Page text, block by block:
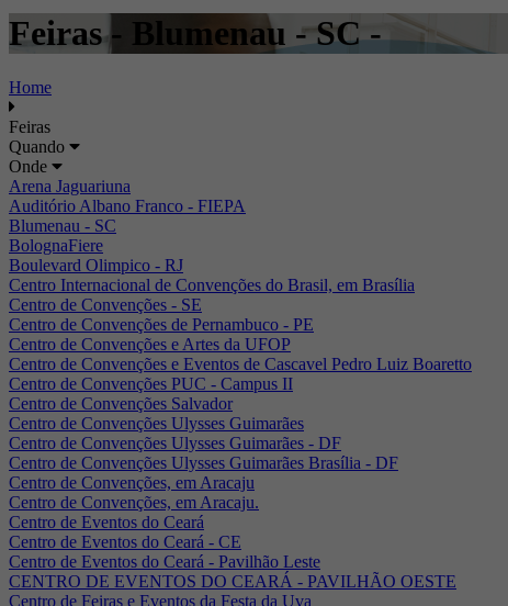
Feiras - Blumenau - SC -
Home
Feiras
Quando
Onde
Arena Jaguariuna
Auditório Albano Franco - FIEPA
Blumenau - SC
BolognaFiere
Boulevard Olimpico - RJ
Centro Internacional de Convenções do Brasil, em Brasília
Centro de Convenções - SE
Centro de Convenções de Pernambuco - PE
Centro de Convenções e Artes da UFOP
Centro de Convenções e Eventos de Cascavel Pedro Luiz Boaretto
Centro de Convenções PUC - Campus II
Centro de Convenções Salvador
Centro de Convenções Ulysses Guimarães
Centro de Convenções Ulysses Guimarães - DF
Centro de Convenções Ulysses Guimarães Brasília - DF
Centro de Convenções, em Aracaju
Centro de Convenções, em Aracaju.
Centro de Eventos do Ceará
Centro de Eventos do Ceará - CE
Centro de Eventos do Ceará - Pavilhão Leste
CENTRO DE EVENTOS DO CEARÁ - PAVILHÃO OESTE
Centro de Feiras e Eventos da Festa da Uva